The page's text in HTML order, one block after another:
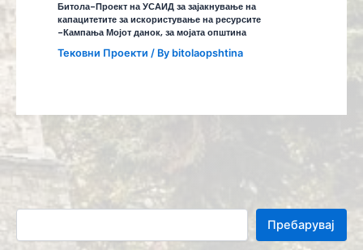
Пребарувај
Битола-Проект на УСАИД за зајакнување на
капацитетите за искористување на ресурсите
-Кампања Мојот данок, за мојата општина
Тековни Проекти / By bitolaopshtina